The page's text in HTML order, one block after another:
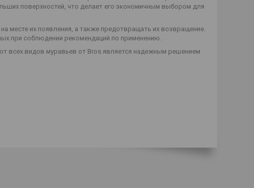
поверхностей, что делает его экономичным выбором для
месте их появления, а также предотвращать их возвращение.
при соблюдении рекомендаций по применению.
всех видов муравьев от Bros является надежным решением